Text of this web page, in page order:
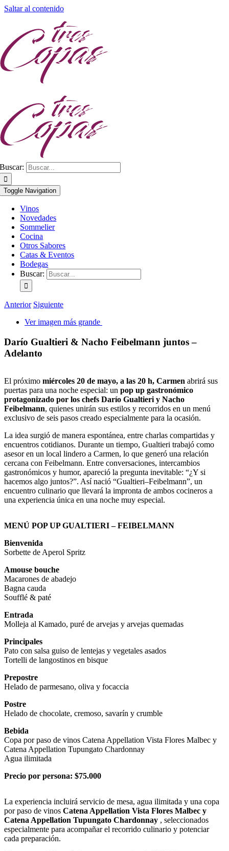
Saltar al contenido
Buscar:
Toggle Navigation
Vinos
Novedades
Sommelier
Cocina
Otros Sabores
Catas & Eventos
Bodegas
Buscar:
Anterior Siguiente
Ver imagen más grande
Darío Gualtieri & Nacho Feibelmann juntos –
Adelanto
El próximo miércoles 20 de mayo, a las 20 h, Carmen abrirá sus
puertas para una noche especial: un pop up gastronómico
protagonizado por los chefs Darío Gualtieri y Nacho
Feibelmann, quienes unirán sus estilos y recorridos en un menú
exclusivo de seis pasos creado especialmente para la ocasión.
La idea surgió de manera espontánea, entre charlas compartidas y
encuentros cotidianos. Durante un tiempo, Gualtieri trabajó como
asesor en un local lindero a Carmen, lo que generó una relación
cercana con Feibelmann. Entre conversaciones, intercambios
gastronómicos y humor, apareció la pregunta inevitable: “¿Y si
hacemos algo juntos?”. Así nació “Gualtieri–Feibelmann”, un
encuentro culinario que llevará la impronta de ambos cocineros a
una experiencia única en una noche muy especial.
MENÚ POP UP GUALTIERI – FEIBELMANN
Bienvenida
Sorbette de Aperol Spritz
Amouse bouche
Macarones de abadejo
Bagna cauda
Soufflé & paté
Entrada
Molleja al Kamado, puré de arvejas y arvejas quemadas
Principales
Pato con salsa guiso de lentejas y vegetales asados
Tortelli de langostinos en bisque
Prepostre
Helado de parmesano, oliva y focaccia
Postre
Helado de chocolate, cremoso, savarín y crumble
Bebida
Copa por paso de vinos Catena Appellation Vista Flores Malbec y
Catena Appellation Tupungato Chardonnay
Agua ilimitada
Precio por persona: $75.000
La experiencia incluirá servicio de mesa, agua ilimitada y una copa
por paso de vinos Catena Appellation Vista Flores Malbec y
Catena Appellation Tupungato Chardonnay , seleccionados
especialmente para acompañar el recorrido culinario y potenciar
cada preparación.